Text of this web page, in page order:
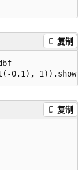
复制
复制